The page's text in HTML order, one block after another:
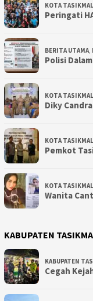
KOTA
Peringati
BERITA UTAMA
Polisi
KOTA
Diky
KOTA
Pemkot
KOTA
Wanita
KABUPATEN
KABUPATEN
Cegah